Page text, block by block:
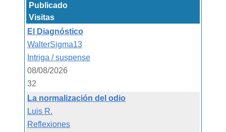
Publicado
Visitas
El Diagnóstico
WalterSigma13
Intriga / suspense
08/08/2026
32
La normalización del odio
Luis R.
Reflexiones